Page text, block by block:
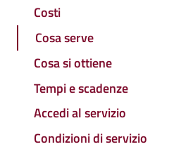
Costi
Cosa serve
Cosa si ottiene
Tempi e scadenze
Accedi al servizio
Condizioni di servizio